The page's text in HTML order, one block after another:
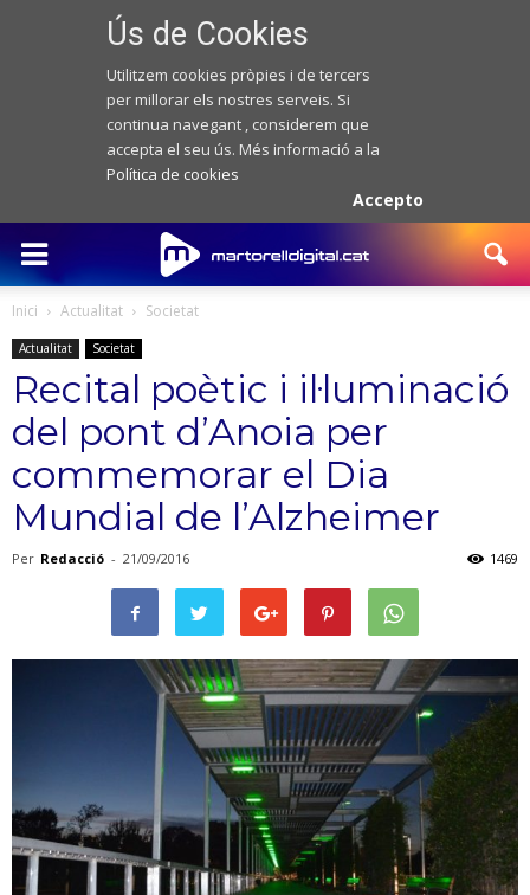
Ús de Cookies
Utilitzem cookies pròpies i de tercers
per millorar els nostres serveis. Si
continua navegant , considerem que
accepta el seu ús. Més informació a la
Política de cookies
Accepto
Inici Actualitat Societat
Actualitat Societat
Recital poètic i il·luminació
del pont d’Anoia per
commemorar el Dia
Mundial de l’Alzheimer
Per Redacció - 21/09/2016 1469